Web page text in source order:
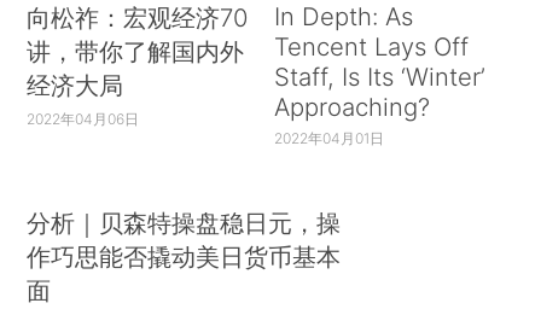
向松祚：宏观经济70
讲，带你了解国内外
经济大局
2022年04月06日
In Depth: As
Tencent Lays Off
Staff, Is Its ‘Winter’
Approaching?
2022年04月01日
分析｜贝森特操盘稳日元，操
作巧思能否撬动美日货币基本
面